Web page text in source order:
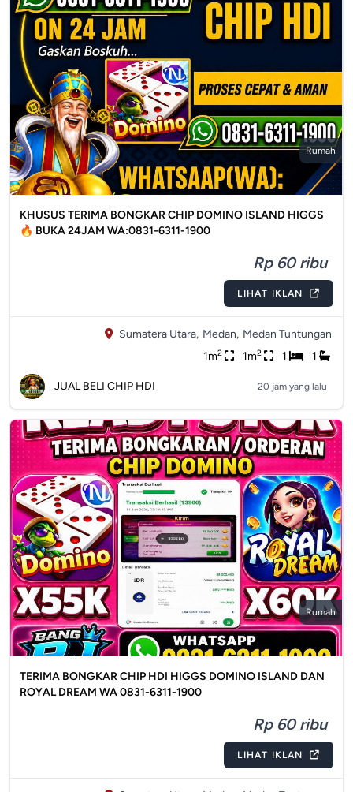
Rumah
KHUSUS TERIMA BONGKAR CHIP DOMINO ISLAND HIGGS
🔥 BUKA 24JAM WA:0831-6311-1900
Rp 60 ribu
LIHAT IKLAN
Sumatera Utara, Medan, Medan Tuntungan
1m2 1m2 1 1
JUAL BELI CHIP HDI 20 jam yang lalu
Rumah
TERIMA BONGKAR CHIP HDI HIGGS DOMINO ISLAND DAN
ROYAL DREAM WA 0831-6311-1900
Rp 60 ribu
LIHAT IKLAN